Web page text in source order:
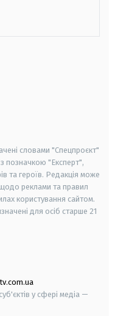
словами "Спецпроєкт"
позначкою "Експерт",
та героїв. Редакція може
щодо реклами та правил
користування сайтом.
для осіб старше 21
у сфері медіа —